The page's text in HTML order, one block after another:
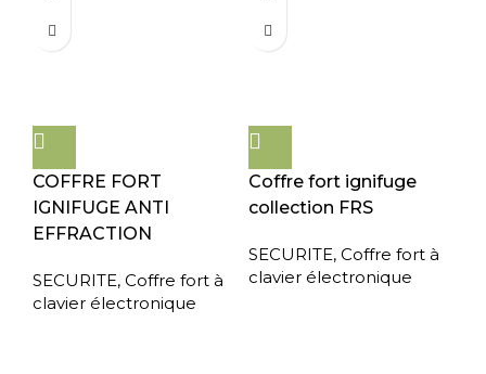
COFFRE FORT
IGNIFUGE ANTI
EFFRACTION
SECURITE, Coffre fort à
clavier électronique
Coffre fort ignifuge
collection FRS
SECURITE, Coffre fort à
clavier électronique